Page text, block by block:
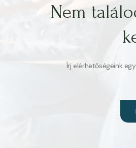
Nem
Írj elérhetőségeink